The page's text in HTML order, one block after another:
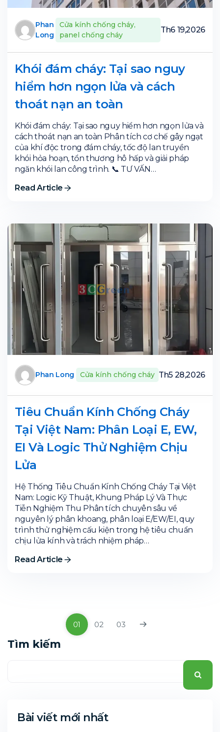
Phan
Long
Cửa kính chống cháy,
panel chống cháy
Th6 19,2026
Khói đám cháy: Tại sao nguy
hiểm hơn ngọn lửa và cách
thoát nạn an toàn
Khói đám cháy: Tại sao nguy hiểm hơn ngọn lửa và
cách thoát nạn an toàn Phân tích cơ chế gây ngạt
của khí độc trong đám cháy, tốc độ lan truyền
khói hỏa hoạn, tổn thương hô hấp và giải pháp
ngăn khói lan công trình. 📞 TƯ VẤN…
Read Article
Phan Long Cửa kính chống cháy Th5 28,2026
Tiêu Chuẩn Kính Chống Cháy
Tại Việt Nam: Phân Loại E, EW,
EI Và Logic Thử Nghiệm Chịu
Lửa
Hệ Thống Tiêu Chuẩn Kính Chống Cháy Tại Việt
Nam: Logic Kỹ Thuật, Khung Pháp Lý Và Thực
Tiễn Nghiệm Thu Phân tích chuyên sâu về
nguyên lý phân khoang, phân loại E/EW/EI, quy
trình thử nghiệm cấu kiện trong hệ tiêu chuẩn
chịu lửa kính và trách nhiệm pháp…
Read Article
01 02 03
Tìm kiếm
Bài viết mới nhất